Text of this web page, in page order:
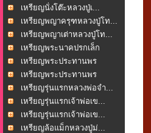
เหรียญนั่งโต๊ะหลวงปู่เ...
เหรียญพญาครุฑหลวงปู่โท...
เหรียญพญาเต่าหลวงปู่โท...
เหรียญพระนาคปรกเล็ก
หลว...เหรียญพระประทานพร
วัดพ...เหรียญพระประทานพร
วัดพ...เหรียญรุ่นแรกหลวงพ่อจำ...
เหรียญรุ่นแรกเจ้าพ่อเข...
เหรียญรุ่นแรกเจ้าพ่อเข...
เหรียญล้อแม็กหลวงปู่ม่...